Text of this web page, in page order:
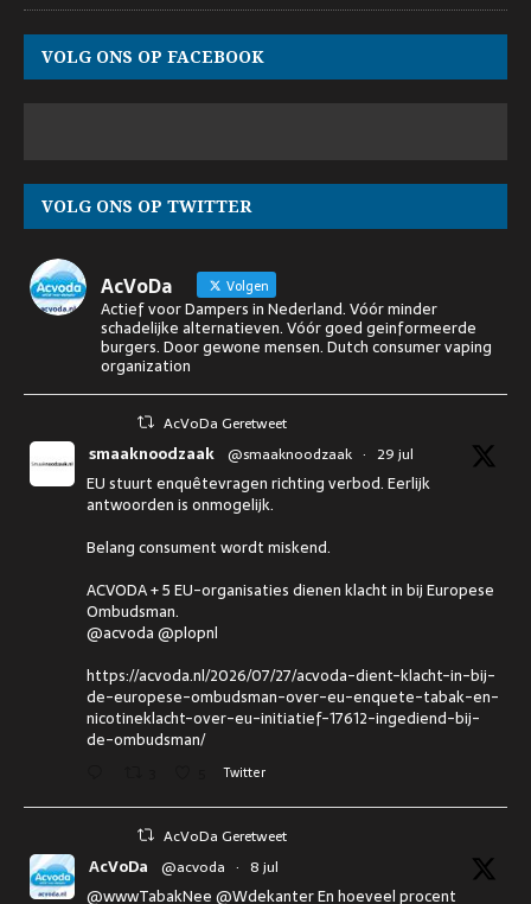
VOLG ONS OP FACEBOOK
VOLG ONS OP TWITTER
AcVoDa Volgen
Actief voor Dampers in Nederland. Vóór minder
schadelijke alternatieven. Vóór goed geinformeerde
burgers. Door gewone mensen. Dutch consumer vaping
organization
AcVoDa Geretweet
smaaknoodzaak @smaaknoodzaak · 29 jul
EU stuurt enquêtevragen richting verbod. Eerlijk
antwoorden is onmogelijk.
Belang consument wordt miskend.
ACVODA + 5 EU-organisaties dienen klacht in bij Europese
Ombudsman.
@acvoda @plopnl
https://acvoda.nl/2026/07/27/acvoda-dient-klacht-in-bij-
de-europese-ombudsman-over-eu-enquete-tabak-en-
nicotineklacht-over-eu-initiatief-17612-ingediend-bij-
de-ombudsman/
Twitter
AcVoDa Geretweet
AcVoDa @acvoda · 8 jul
@wwwTabakNee @Wdekanter En hoeveel procent